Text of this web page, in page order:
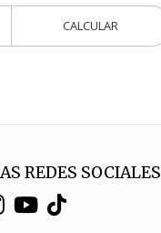
CALCULAR
REDES SOCIALES